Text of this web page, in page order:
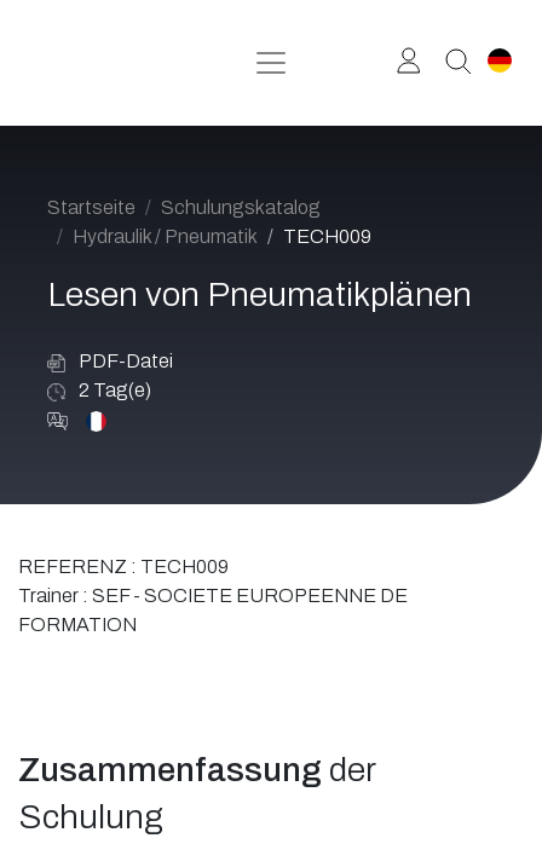
Startseite
Schulungskatalog
Hydraulik / Pneumatik
TECH009
Lesen von Pneumatikplänen
PDF-Datei
2 Tag(e)
REFERENZ : TECH009
Trainer : SEF - SOCIETE EUROPEENNE DE
FORMATION
Zusammenfassung der
Schulung